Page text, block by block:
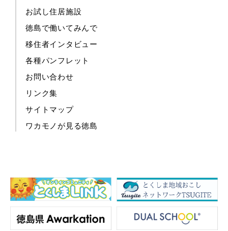
お試し住居施設
徳島で働いてみんで
移住者インタビュー
各種パンフレット
お問い合わせ
リンク集
サイトマップ
ワカモノが見る徳島